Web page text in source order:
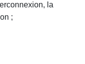
la
;